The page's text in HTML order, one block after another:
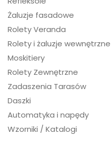
Żaluzje fasadowe
Rolety Veranda
Rolety i żaluzje wewnętrzne
Moskitiery
Rolety Zewnętrzne
Zadaszenia Tarasów
Daszki
Automatyka i napędy
Wzorniki / Katalogi